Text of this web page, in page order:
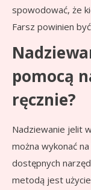
spowodować, że
Farsz powinien
pomocą
ręcznie?
Nadziewanie jelit
można wykonać
dostępnych
metodą jest